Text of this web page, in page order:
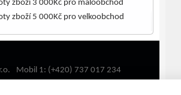
zboží 3 000Kč pro maloobchod
zboží 5 000Kč pro velkoobchod
Mobil 1: (+420) 737 017 234